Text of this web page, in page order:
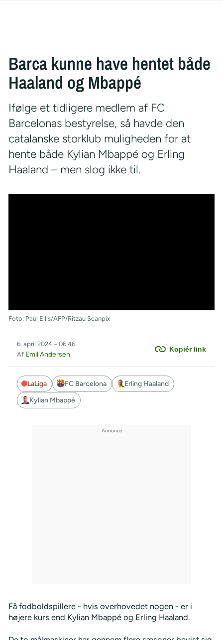
Barca kunne have hentet både
Haaland og Mbappé
Ifølge et tidligere medlem af FC
Barcelonas bestyrelse, så havde den
catalanske storklub muligheden for at
hente både Kylian Mbappé og Erling
Haaland – men slog ikke til.
Foto: Paul Ellis/AFP/Ritzau Scanpix
Kopiér link
6. april 2024 – 06:46
Af Emil Andersen
LaLiga FC Barcelona
Erling Haaland
Kylian Mbappé
Få fodboldspillere - hvis overhovedet nogen - er i
højere kurs end Kylian Mbappé og Erling Haaland.